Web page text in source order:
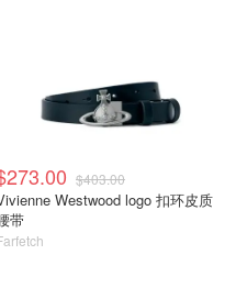
$403.00
Westwood logo 扣环皮质
带